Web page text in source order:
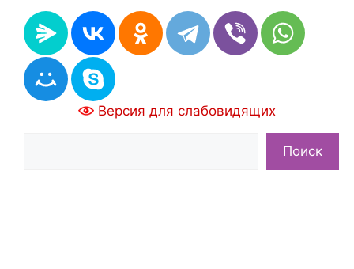
Версия для слабовидящих
Поиск